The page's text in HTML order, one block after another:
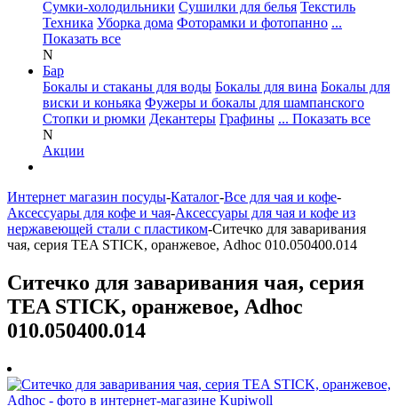
Сумки-холодильники Сушилки для белья Текстиль
Техника Уборка дома Фоторамки и фотопанно ...
Показать все
N
Бар
Бокалы и стаканы для воды Бокалы для вина Бокалы для
виски и коньяка Фужеры и бокалы для шампанского
Стопки и рюмки Декантеры Графины ... Показать все
N
Акции
Интернет магазин посуды-Каталог-Все для чая и кофе-
Аксессуары для кофе и чая-Аксессуары для чая и кофе из
нержавеющей стали с пластиком-Ситечко для заваривания
чая, серия TEA STICK, оранжевое, Adhoc 010.050400.014
Ситечко для заваривания чая, серия
TEA STICK, оранжевое, Adhoc
010.050400.014